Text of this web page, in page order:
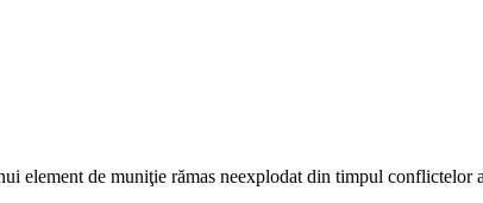
element de muniţie rămas neexplodat din timpul conflictelor